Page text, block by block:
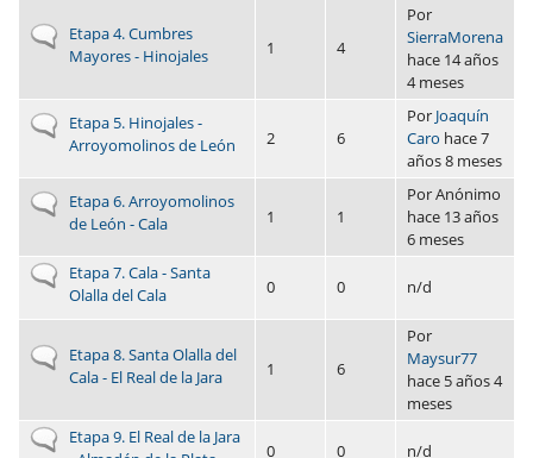
No hay nuevos envíos
Etapa 4. Cumbres
Mayores - Hinojales
1 4
Por
SierraMorena
hace 14 años
4 meses
No hay nuevos envíos
Etapa 5. Hinojales -
Arroyomolinos de León
2 6
Por Joaquín
Caro hace 7
años 8 meses
No hay nuevos envíos
Etapa 6. Arroyomolinos
de León - Cala
1 1
PorAnónimo
hace 13 años
6 meses
No hay nuevos envíos
Etapa 7. Cala - Santa
Olalla del Cala
0 0 n/d
No hay nuevos envíos
Etapa 8. Santa Olalla del
Cala - El Real de la Jara
1 6
Por
Maysur77
hace 5 años 4
meses
No hay nuevos envíos
Etapa 9. El Real de la Jara
0 0 n/d